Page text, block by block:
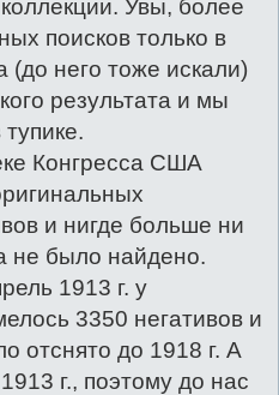
Увы, более
поисков только в
(до него тоже искали)
результата и мы
Конгресса США
и нигде больше ни
не было найдено.
1913 г. у
3350 негативов и
отснято до 1918 г. А
г., поэтому до нас